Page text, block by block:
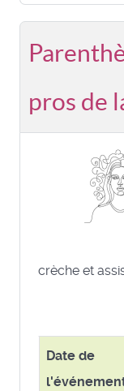
pros de
crèche et
Date de